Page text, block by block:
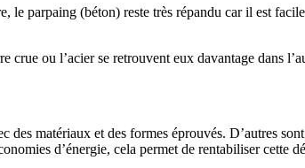
le parpaing (béton) reste très répandu car il est
ou l’acier se retrouvent eux davantage dans
matériaux et des formes éprouvés. D’autres
d’énergie, cela permet de rentabiliser cette